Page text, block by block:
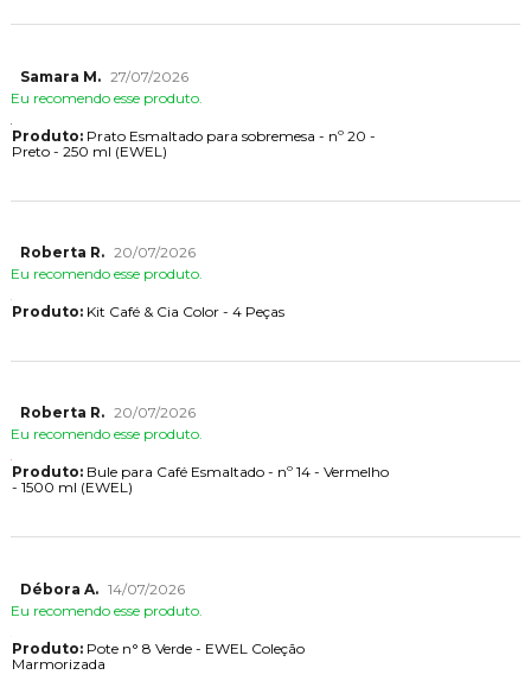
Samara M. 27/07/2026
Eu recomendo esse produto.
Produto:Prato Esmaltado para sobremesa - nº 20 -
Preto - 250 ml (EWEL)
Roberta R. 20/07/2026
Eu recomendo esse produto.
Produto:Kit Café & Cia Color - 4 Peças
Roberta R. 20/07/2026
Eu recomendo esse produto.
Produto:Bule para Café Esmaltado - nº 14 - Vermelho
- 1500 ml (EWEL)
Débora A. 14/07/2026
Eu recomendo esse produto.
Produto:Pote n° 8 Verde - EWEL Coleção
Marmorizada